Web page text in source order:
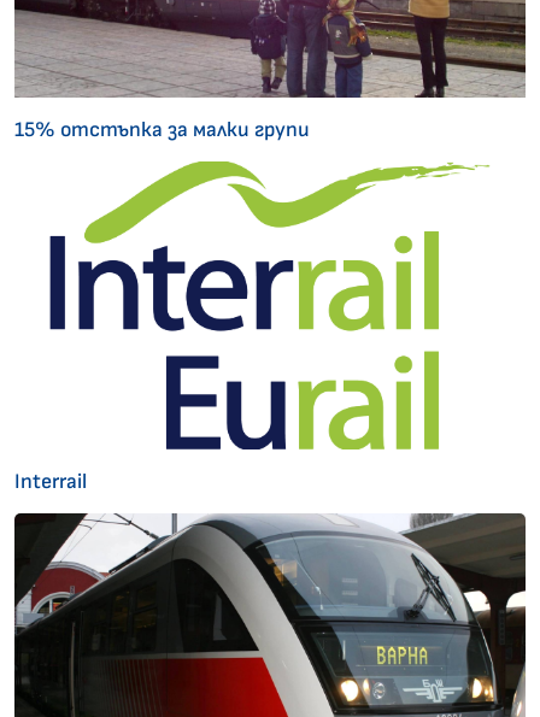
15% отстъпка за малки групи
Interrail